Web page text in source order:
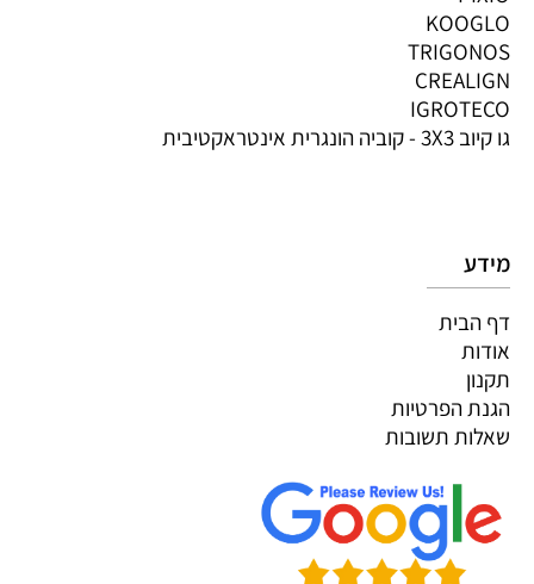
KOOGLO
TRIGONOS
CREALIGN
IGROTECO
גו קיוב 3X3 - קוביה הונגרית אינטראקטיבית
מידע
דף הבית
אודות
תקנון
הגנת הפרטיות
שאלות תשובות